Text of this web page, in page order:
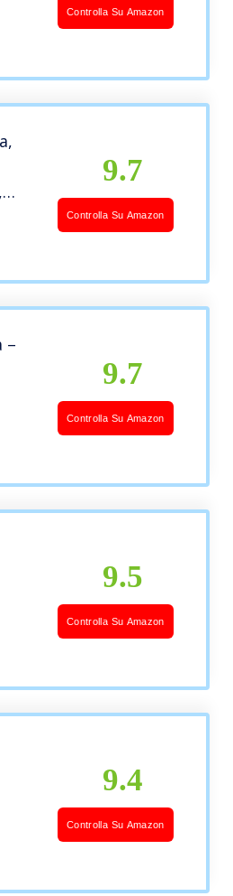
Controlla Su Amazon
9.7
Controlla Su Amazon
–
9.7
Controlla Su Amazon
9.5
Controlla Su Amazon
9.4
Controlla Su Amazon